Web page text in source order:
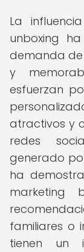
La
unboxing
demanda de
y
esfuerzan
atractivos y
redes
generado
ha
familiares o
tienen un